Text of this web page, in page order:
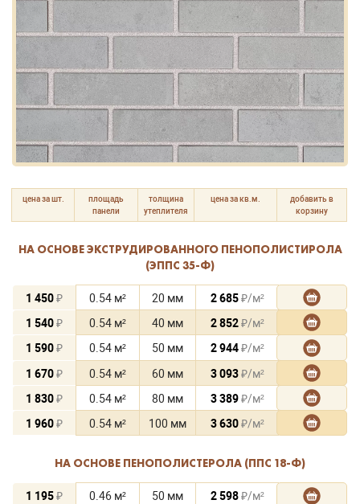
цена за шт.
площадь
панели
толщина
утеплителя
цена за кв.м.
добавить в
корзину
НА ОСНОВЕ ЭКСТРУДИРОВАННОГО ПЕНОПОЛИСТИРОЛА
(ЭППС 35-Ф)
1 450₽ 0.54 м² 20 мм 2 685₽/м²
1 540₽ 0.54 м² 40 мм 2 852₽/м²
1 590₽ 0.54 м² 50 мм 2 944₽/м²
1 670₽ 0.54 м² 60 мм 3 093₽/м²
1 830₽ 0.54 м² 80 мм 3 389₽/м²
1 960₽ 0.54 м² 100 мм 3 630₽/м²
НА ОСНОВЕ ПЕНОПОЛИСТЕРОЛА (ППС 18-Ф)
1 195₽ 0.46 м² 50 мм 2 598₽/м²